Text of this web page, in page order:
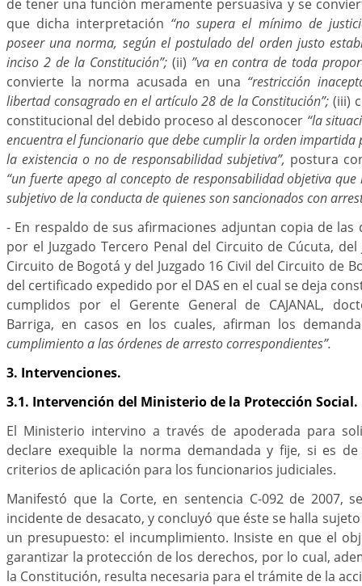
que dicha interpretación “no supera el mínimo de
poseer una norma, según el postulado del orden justo
inciso 2 de la Constitución”; (ii) ”va en contra de toda
convierte la norma acusada en una “restricción
libertad consagrado en el artículo 28 de la Constitución”; (iii)
constitucional del debido proceso al desconocer “la
encuentra el funcionario que debe cumplir la orden impartida
la existencia o no de responsabilidad subjetiva”, postura
“un fuerte apego al concepto de responsabilidad objetiva
subjetivo de la conducta de quienes son sancionados con
- En respaldo de sus afirmaciones adjuntan copia de las
por el Juzgado Tercero Penal del Circuito de Cúcuta, del
Circuito de Bogotá y del Juzgado 16 Civil del Circuito de
del certificado expedido por el DAS en el cual se deja
cumplidos por el Gerente General de CAJANAL,
Barriga, en casos en los cuales, afirman los
cumplimiento a las órdenes de arresto correspondientes”.
3. Intervenciones.
3.1. Intervención del Ministerio de la Protección Social.
El Ministerio intervino a través de apoderada para
declare exequible la norma demandada y fije, si es
criterios de aplicación para los funcionarios judiciales.
Manifestó que la Corte, en sentencia C-092 de 2007,
incidente de desacato, y concluyó que éste se halla
un presupuesto: el incumplimiento. Insiste en que el
garantizar la protección de los derechos, por lo cual,
la Constitución, resulta necesaria para el trámite de la